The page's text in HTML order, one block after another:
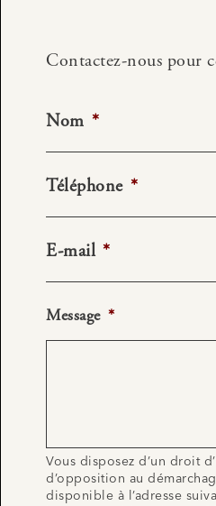
Contactez-nous pour
Nom *
Téléphone *
E-mail *
Message *
Vous disposez d’un droit
d’opposition au
disponible à l’adresse